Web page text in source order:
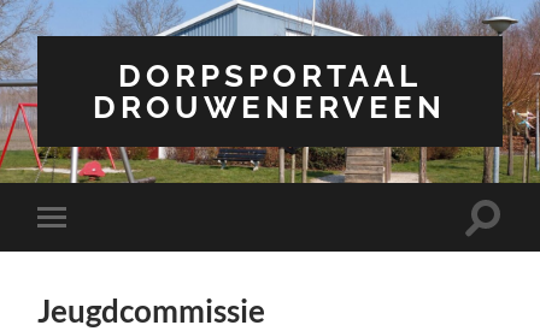
DORPSPORTAAL
DROUWENERVEEN
Toggle
mobiel
Toggle
Jeugdcommissie